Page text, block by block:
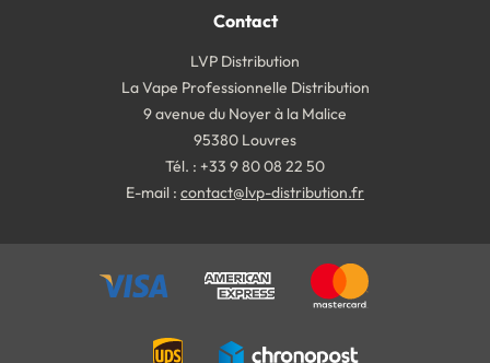
Contact
LVP Distribution
La Vape Professionnelle Distribution
9 avenue du Noyer à la Malice
95380 Louvres
Tél. : +33 9 80 08 22 50
E-mail : contact@lvp-distribution.fr